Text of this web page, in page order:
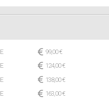
99,00 €
124,00 €
138,00 €
163,00 €